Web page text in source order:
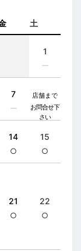
土
1
ー
7
ー
14
○
15
○
21
○
22
○